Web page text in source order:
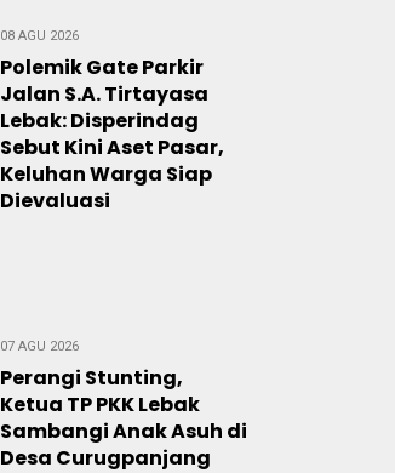
08 AGU 2026
Polemik Gate Parkir
Jalan S.A. Tirtayasa
Lebak: Disperindag
Sebut Kini Aset Pasar,
Keluhan Warga Siap
Dievaluasi
07 AGU 2026
Perangi Stunting,
Ketua TP PKK Lebak
Sambangi Anak Asuh di
Desa Curugpanjang